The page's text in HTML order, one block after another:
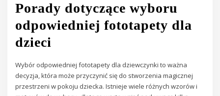
Porady dotyczące wyboru
odpowiedniej fototapety dla
dzieci
Wybór odpowiedniej fototapety dla dziewczynki to ważna
decyzja, która może przyczynić się do stworzenia magicznej
przestrzeni w pokoju dziecka. Istnieje wiele różnych wzorów i